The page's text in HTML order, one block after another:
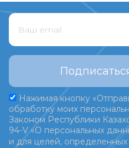
Нажимая кнопку
обработку моих
Законом Республики
94-V «О персональных
и для целей, определенных